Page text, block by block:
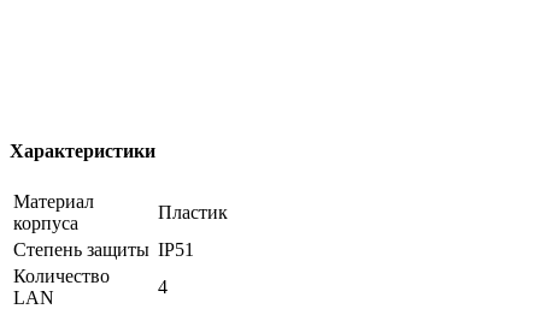
Характеристики
Материал
корпуса
Пластик
Степень защиты IP51
Количество
LAN
4